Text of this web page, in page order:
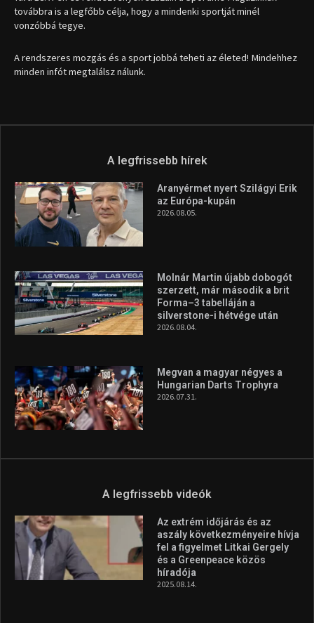
továbbra is a legfőbb célja, hogy a mindenki sportját minél
vonzóbbá tegye.
A rendszeres mozgás és a sport jobbá teheti az életed! Mindehhez
minden infót megtalálsz nálunk.
A legfrissebb hírek
Aranyérmet nyert Szilágyi Erik
az Európa-kupán
2026.08.05.
Molnár Martin újabb dobogót
szerzett, már második a brit
Forma–3 tabelláján a
silverstone-i hétvége után
2026.08.04.
Megvan a magyar négyes a
Hungarian Darts Trophyra
2026.07.31.
A legfrissebb videók
Az extrém időjárás és az
aszály következményeire hívja
fel a figyelmet Litkai Gergely
és a Greenpeace közös
híradója
2025.08.14.